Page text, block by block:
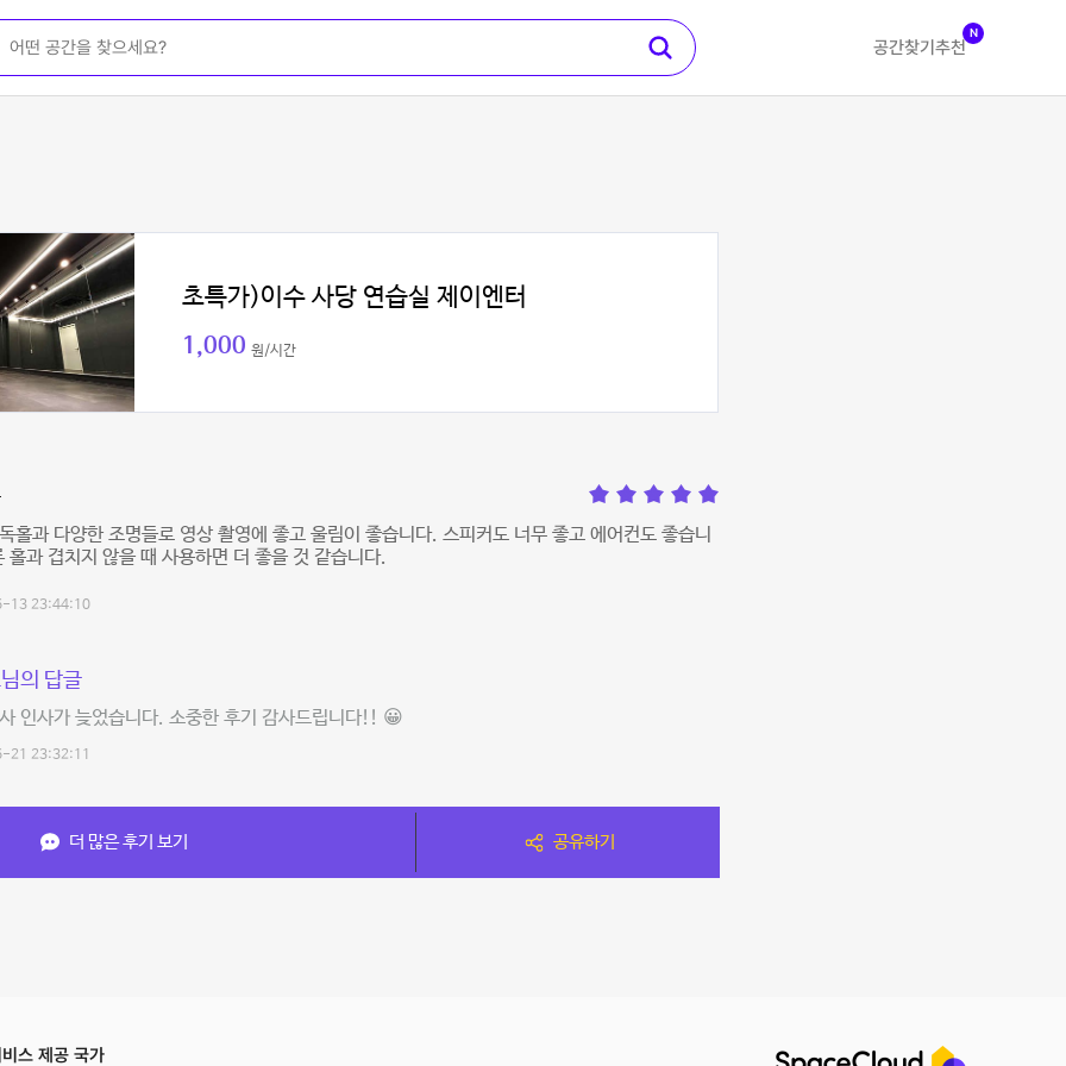
공간찾기 추천
N
초특가)이수 사당 연습실 제이엔터
1,000 원/시간
홀과 다양한 조명들로 영상 촬영에 좋고 울림이 좋습니다. 스피커도 너무 좋고 에어컨도 좋습니
홀과 겹치지 않을 때 사용하면 더 좋을 것 같습니다.
13 23:44:10
의 답글
인사가 늦었습니다. 소중한 후기 감사드립니다!! 😀
21 23:32:11
더 많은 후기 보기 공유하기
스 제공 국가